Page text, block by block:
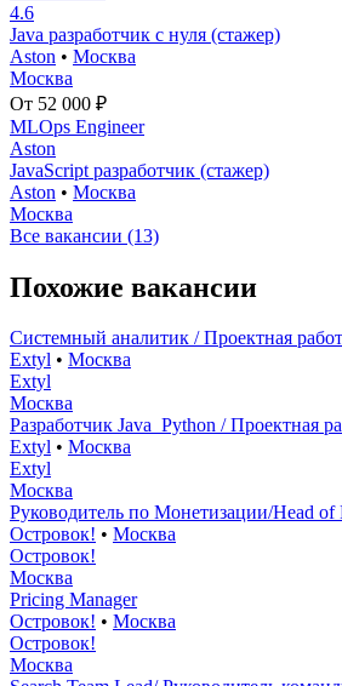
4.6
Java разработчик с нуля (стажер)
Aston • Москва
Москва
От 52 000 ₽
MLOps Engineer
Aston
JavaScript разработчик (стажер)
Aston • Москва
Москва
Все вакансии (13)
Похожие вакансии
Системный аналитик / Проектная
Extyl • Москва
Extyl
Москва
Разработчик Java_Python /
Extyl • Москва
Extyl
Москва
Руководитель по Монетизации/Head of
Островок! • Москва
Островок!
Москва
Pricing Manager
Островок! • Москва
Островок!
Москва